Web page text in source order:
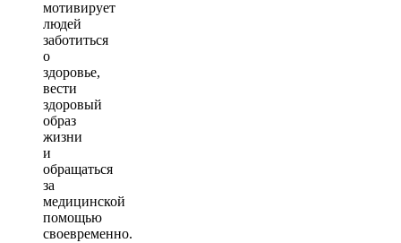
мотивирует
людей
заботиться
о
здоровье,
вести
здоровый
образ
жизни
и
обращаться
за
медицинской
помощью
своевременно.